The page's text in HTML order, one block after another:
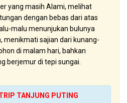
yang masih Alami, melihat
dengan bebas dari atas
malu menunjukan bulunya
menikmati sajian dari kunang-
di malam hari, bahkan
berjemur di tepi sungai.
TANJUNG PUTING